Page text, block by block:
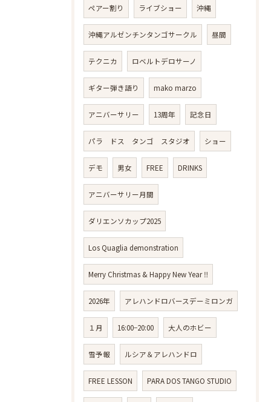
ペアー割り ライブショー 沖縄
沖縄アルゼンチンタンゴサークル 昼間
テクニカ ロベルトデロサーノ
ギター弾き語り mako marzo
アニバーサリー 13周年 記念日
パラ ドス タンゴ スタジオ ショー
デモ 男女 FREE DRINKS
アニバーサリー月間
ダリエンソカップ2025
Los Quaglia demonstration
Merry Christmas & Happy New Year ‼️
2026年 アレハンドロバースデーミロンガ
１月 16:00−20:00 大人のホビー
雪予報 ルシア＆アレハンドロ
FREE LESSON PARA DOS TANGO STUDIO